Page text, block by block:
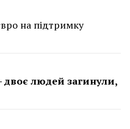
на підтримку
двоє людей загинули,